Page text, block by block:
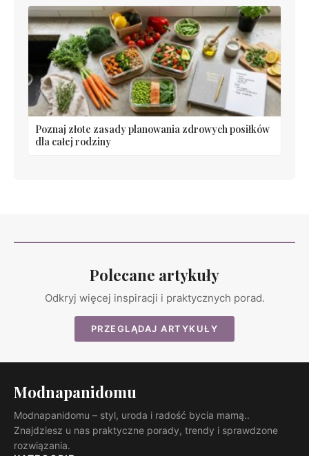
Poznaj złote zasady planowania zdrowych posiłków
dla całej rodziny
Polecane artykuły
Odkryj więcej inspiracji i praktycznych porad.
PRZEGLĄDAJ ARTYKUŁY
Modnapanidomu
Modnapanidomu – styl, uroda i radość bycia mamą..
Znajdziesz u nas praktyczne porady, trendy i sprawdzone
rozwiązania.